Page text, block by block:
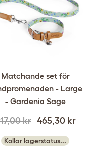
Matchande set för
- Large
- Gardenia Sage
kr 465,30 kr
Kollar lagerstatus...